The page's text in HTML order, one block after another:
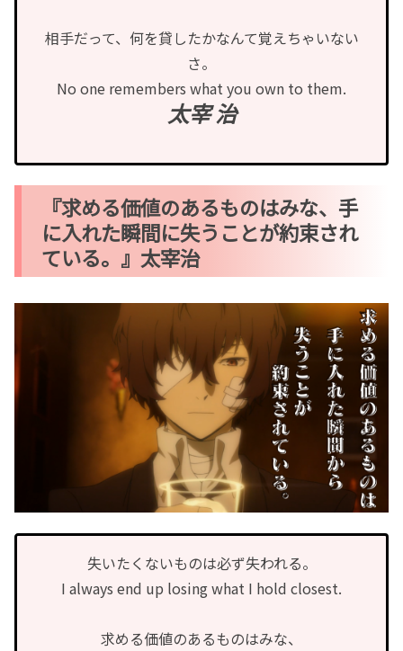
相手だって、何を貸したかなんて覚えちゃいない
さ。
No one remembers what you own to them.
太宰 治
『求める価値のあるものはみな、手
に入れた瞬間に失うことが約束され
ている。』太宰治
失いたくないものは必ず失われる。
I always end up losing what I hold closest.
求める価値のあるものはみな、